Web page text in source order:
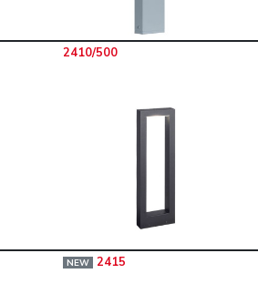
2410/500
NEW 2415